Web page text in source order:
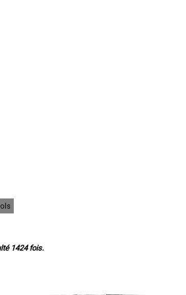
1424 fois.